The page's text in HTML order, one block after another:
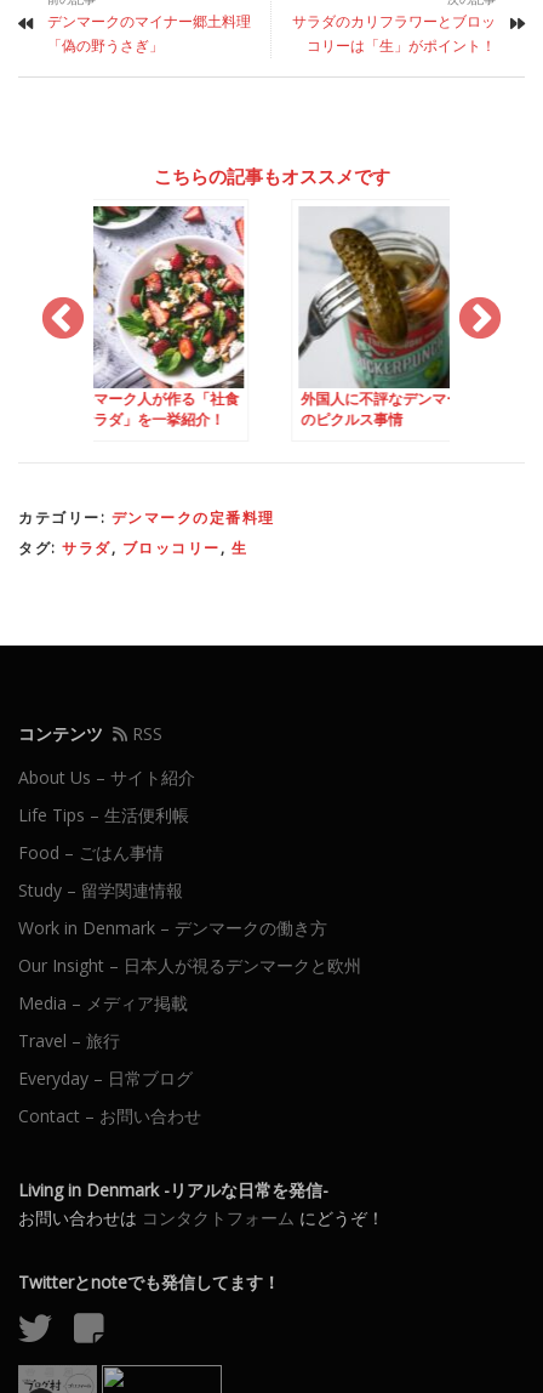
デンマークのマイナー郷土料理
「偽の野うさぎ」
サラダのカリフラワーとブロッ
コリーは「生」がポイント！
こちらの記事もオススメです
人が作る「社食
外国人に不評なデンマーク
のピクルス事情
デンマークのクリス
カテゴリー: デンマークの定番料理
タグ: サラダ, ブロッコリー, 生
コンテンツ
RSS
About Us – サイト紹介
Life Tips – 生活便利帳
Food – ごはん事情
Study – 留学関連情報
Work in Denmark – デンマークの働き方
Our Insight – 日本人が視るデンマークと欧州
Media – メディア掲載
Travel – 旅行
Everyday – 日常ブログ
Contact – お問い合わせ
Living in Denmark -リアルな日常を発信-
お問い合わせは コンタクトフォーム にどうぞ！
Twitterとnoteでも発信してます！